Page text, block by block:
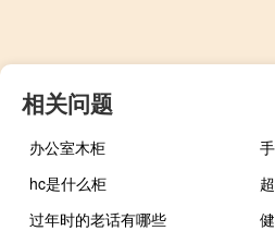
相关问题
办公室木柜
hc是什么柜
过年时的老话有哪些